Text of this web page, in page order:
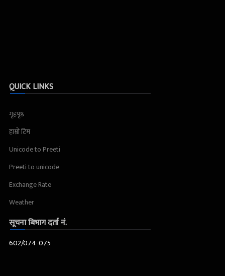
QUICK LINKS
गृहपृष्ठ
हाम्रो टिम
Unicode to Preeti
Preeti to unicode
Exchange Rate
Weather
सूचना बिभाग दर्ता नं.
602/074-075